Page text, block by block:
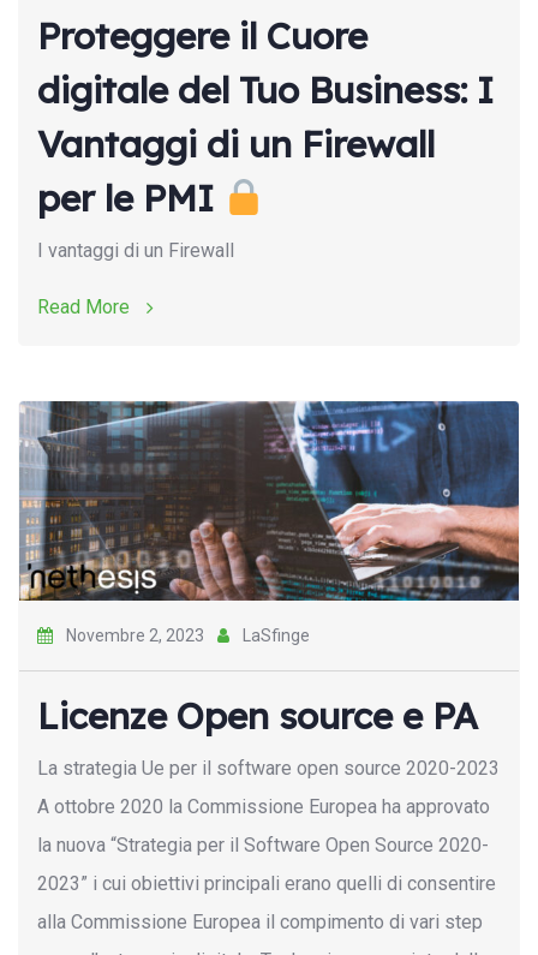
Proteggere il Cuore
digitale del Tuo Business: I
Vantaggi di un Firewall
per le PMI
I vantaggi di un Firewall
Read More
Novembre 2, 2023 LaSfinge
Licenze Open source e PA
La strategia Ue per il software open source 2020-2023
A ottobre 2020 la Commissione Europea ha approvato
la nuova “Strategia per il Software Open Source 2020-
2023” i cui obiettivi principali erano quelli di consentire
alla Commissione Europea il compimento di vari step